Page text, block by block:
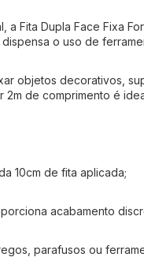
a Fita Dupla Face Fixa
dispensa o uso de
objetos decorativos,
2m de comprimento é
10cm de fita aplicada;
acabamento
parafusos ou